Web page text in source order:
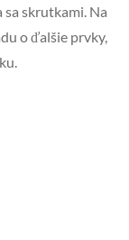
skrutkami. Na
o ďalšie prvky,